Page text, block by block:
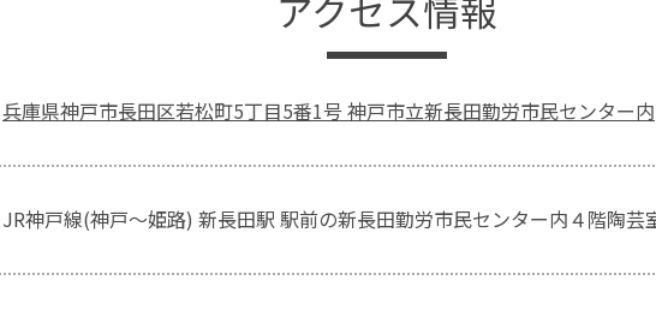
兵庫県神戸市長田区若松町5丁目5番1号 神戸市立新長田勤労市民センター内
JR神戸線(神戸～姫路) 新長田駅 駅前の新長田勤労市民センター内４階陶芸